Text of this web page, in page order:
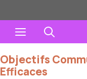
au
contenuMenu
Objectifs
Efficaces